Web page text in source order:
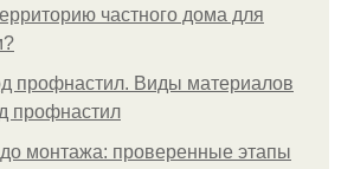
частного дома для
профнастил. Виды материалов
профнастил
монтажа: проверенные этапы